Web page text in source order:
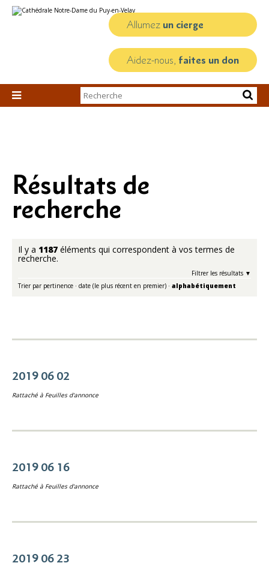
au
personnels
Allumez un cierge
Aidez-nous, faites un don

Chercher par
Recherche
Résultats de
recherche
Il y a 1187 éléments qui correspondent à vos termes de
recherche.
Filtrer les résultats
Trier par pertinence · date (le plus récent en premier) · alphabétiquement
2019 06 02
Rattaché à Feuilles d'annonce
2019 06 16
Rattaché à Feuilles d'annonce
2019 06 23